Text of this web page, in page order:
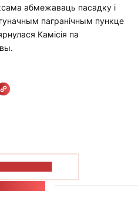
абмежаваць пасадку і
пагранічным пункце
Камісія па